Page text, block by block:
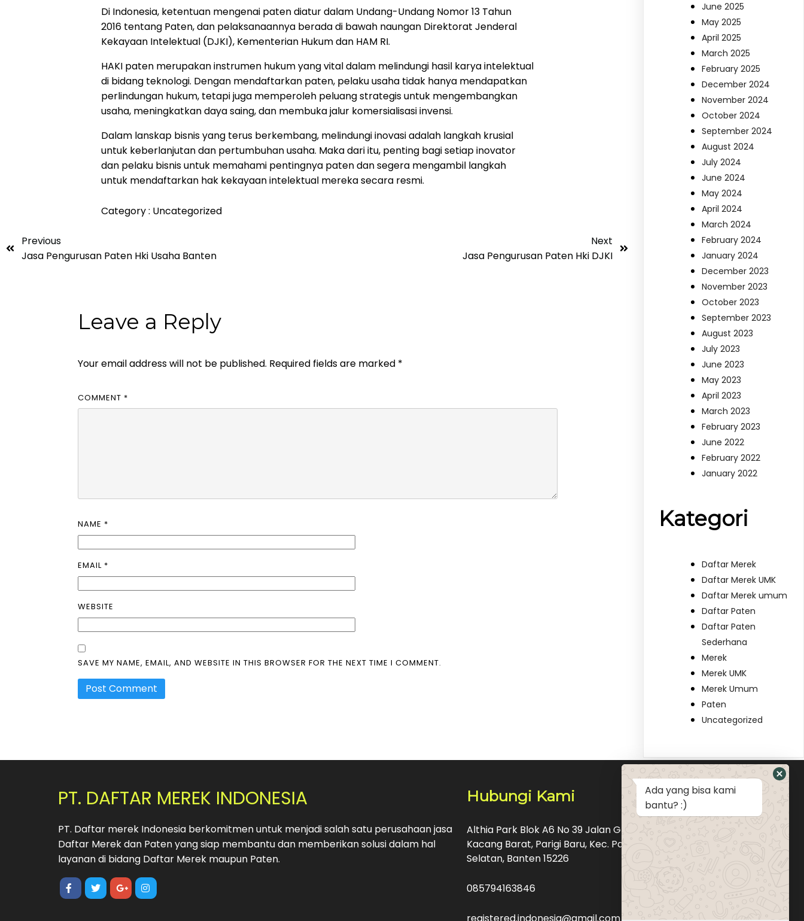
Di Indonesia, ketentuan mengenai paten diatur dalam Undang-Undang Nomor 13 Tahun
2016 tentang Paten, dan pelaksanaannya berada di bawah naungan Direktorat Jenderal
Kekayaan Intelektual (DJKI), Kementerian Hukum dan HAM RI.
HAKI paten merupakan instrumen hukum yang vital dalam melindungi hasil karya intelektual
di bidang teknologi. Dengan mendaftarkan paten, pelaku usaha tidak hanya mendapatkan
perlindungan hukum, tetapi juga memperoleh peluang strategis untuk mengembangkan
usaha, meningkatkan daya saing, dan membuka jalur komersialisasi invensi.
Dalam lanskap bisnis yang terus berkembang, melindungi inovasi adalah langkah krusial
untuk keberlanjutan dan pertumbuhan usaha. Maka dari itu, penting bagi setiap inovator
dan pelaku bisnis untuk memahami pentingnya paten dan segera mengambil langkah
untuk mendaftarkan hak kekayaan intelektual mereka secara resmi.
Category : Uncategorized
Previous
Jasa Pengurusan Paten Hki Usaha Banten
Next
Jasa Pengurusan Paten Hki DJKI
Leave a Reply
Your email address will not be published. Required fields are marked *
COMMENT *
NAME *
EMAIL *
WEBSITE
SAVE MY NAME, EMAIL, AND WEBSITE IN THIS BROWSER FOR THE NEXT TIME I COMMENT.
June 2025
May 2025
April 2025
March 2025
February 2025
December 2024
November 2024
October 2024
September 2024
August 2024
July 2024
June 2024
May 2024
April 2024
March 2024
February 2024
January 2024
December 2023
November 2023
October 2023
September 2023
August 2023
July 2023
June 2023
May 2023
April 2023
March 2023
February 2023
June 2022
February 2022
January 2022
Kategori
Daftar Merek
Daftar Merek UMK
Daftar Merek umum
Daftar Paten
Daftar Paten
Sederhana
Merek
Merek UMK
Merek Umum
Paten
Uncategorized
PT. DAFTAR MEREK INDONESIA
PT. Daftar merek Indonesia berkomitmen untuk menjadi salah satu perusahaan jasa
Daftar Merek dan Paten yang siap membantu dan memberikan solusi dalam hal
layanan di bidang Daftar Merek maupun Paten.
Hubungi Kami
Althia Park Blok A6 No 39 Jalan Graha Raya Bintaro Pondok
Kacang Barat, Parigi Baru, Kec. Pd. Aren, Kota Tangerang
Selatan, Banten 15226
085794163846
Ada yang bisa kami
bantu? :)